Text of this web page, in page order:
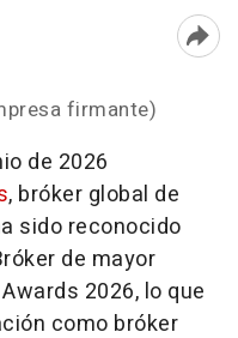
firmante)
de 2026
, bróker global de
sido reconocido
de mayor
2026, lo que
como bróker